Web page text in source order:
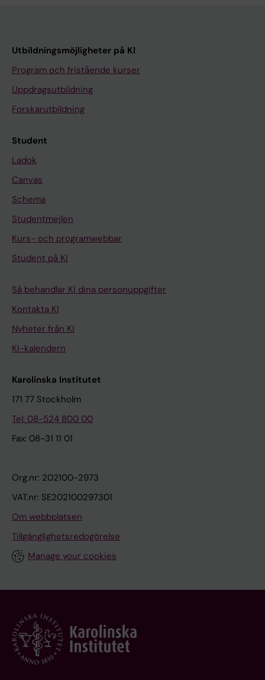
Utbildningsmöjligheter på KI
Program och fristående kurser
Uppdragsutbildning
Forskarutbildning
Student
Ladok
Canvas
Schema
Studentmejlen
Kurs- och programwebbar
Student på KI
Så behandlar KI dina personuppgifter
Kontakta KI
Nyheter från KI
KI-kalendern
Karolinska Institutet
171 77 Stockholm
Tel: 08-524 800 00
Fax: 08-31 11 01
Org.nr: 202100-2973
VAT.nr: SE202100297301
Om webbplatsen
Tillgänglighetsredogörelse
Manage your cookies